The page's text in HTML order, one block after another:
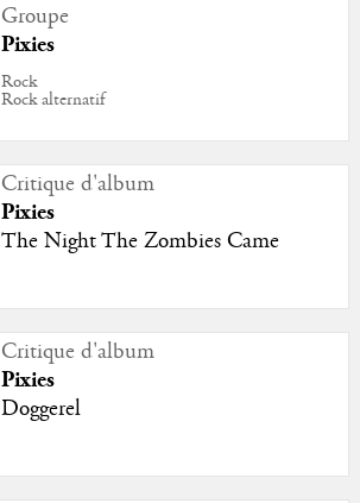
Groupe
Pixies
Rock
Rock alternatif
Critique d'album
Pixies
The Night The Zombies Came
Critique d'album
Pixies
Doggerel